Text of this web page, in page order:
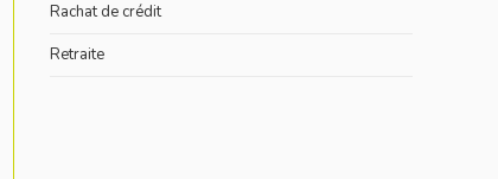
Rachat de crédit
Retraite